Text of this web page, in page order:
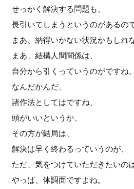
せっかく解決する問題も、
長引いてしまうというのがあるので
まあ、納得いかない状況かもしれ
まあ、結構人間関係は、
自分から引くっていうのがですね、
なんだかんだ、
諸作法としてはですね、
頭がいいというか、
その方が結局は、
解決は早く終わるっていうのが、
ただ、気をつけていただきたいのは
やっぱ、体調面ですよね。